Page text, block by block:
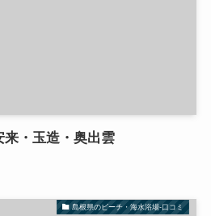
・玉造・奥出雲
島根県のビーチ・海水浴場-口コミ